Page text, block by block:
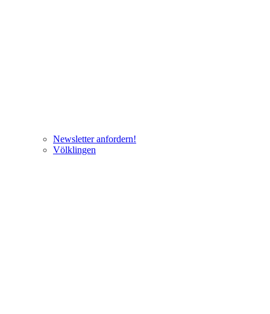
Newsletter anfordern!
Völklingen